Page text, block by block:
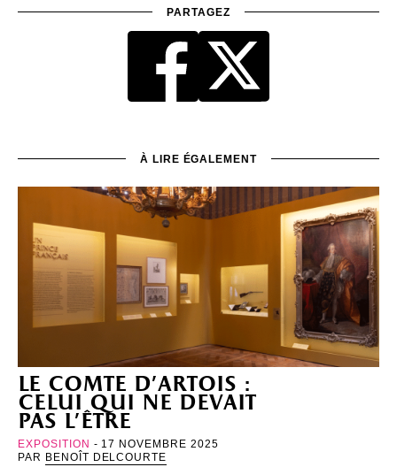
PARTAGEZ
À LIRE ÉGALEMENT
le comte d’artois :
celui qui ne devait
pas l’être
EXPOSITION - 17 NOVEMBRE 2025
PAR BENOÎT DELCOURTE